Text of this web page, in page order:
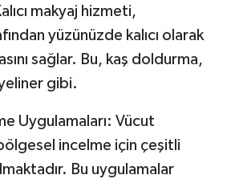
makyaj hizmeti,
yüzünüzde kalıcı olarak
sağlar. Bu, kaş doldurma,
gibi.
Uygulamaları: Vücut
incelme için çeşitli
Bu uygulamalar